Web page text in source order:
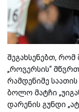
შეგახსენებთ,
„როვერსის“
რამდენიმე
ბოლო მატჩი
დარენის გუნდი